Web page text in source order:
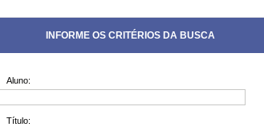
INFORME OS CRITÉRIOS DA BUSCA
Aluno:
Título: